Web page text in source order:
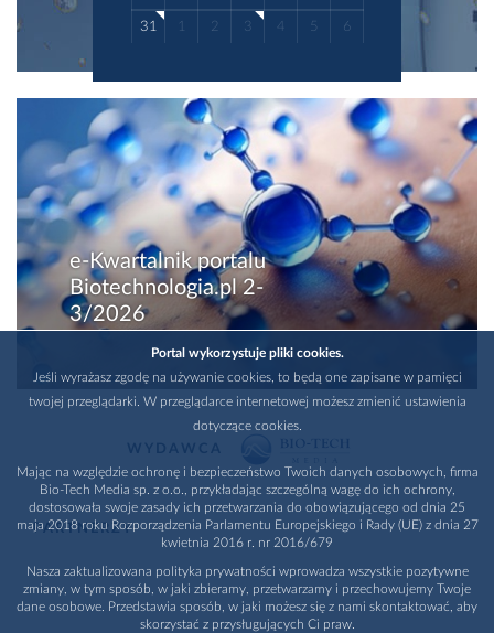
31 1 2 3 4 5 6
e-Kwartalnik portalu
Biotechnologia.pl 2-
3/2026
PARTNERZY
Portal wykorzystuje pliki cookies.
Jeśli wyrażasz zgodę na używanie cookies, to będą one zapisane w pamięci
twojej przeglądarki. W przeglądarce internetowej możesz zmienić ustawienia
dotyczące cookies.
Mając na względzie ochronę i bezpieczeństwo Twoich danych osobowych, firma
Bio-Tech Media sp. z o.o., przykładając szczególną wagę do ich ochrony,
dostosowała swoje zasady ich przetwarzania do obowiązującego od dnia 25
maja 2018 roku Rozporządzenia Parlamentu Europejskiego i Rady (UE) z dnia 27
kwietnia 2016 r. nr 2016/679
Nasza zaktualizowana polityka prywatności wprowadza wszystkie pozytywne
zmiany, w tym sposób, w jaki zbieramy, przetwarzamy i przechowujemy Twoje
dane osobowe. Przedstawia sposób, w jaki możesz się z nami skontaktować, aby
skorzystać z przysługujących Ci praw.